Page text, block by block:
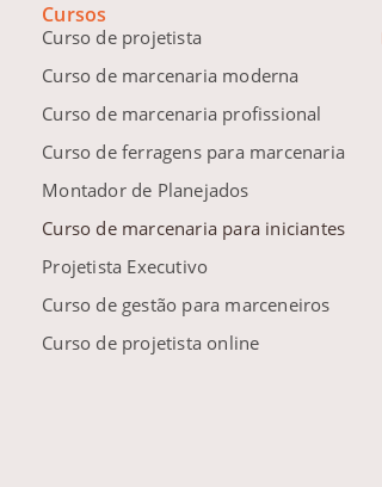
Cursos
Curso de projetista
Curso de marcenaria moderna
Curso de marcenaria profissional
Curso de ferragens para marcenaria
Montador de Planejados
Curso de marcenaria para iniciantes
Projetista Executivo
Curso de gestão para marceneiros
Curso de projetista online